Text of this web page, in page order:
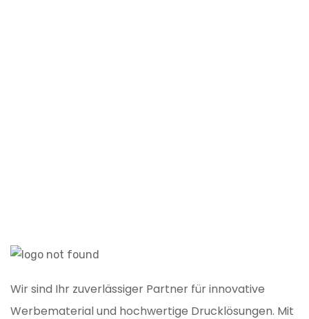
Wir sind Ihr zuverlässiger Partner für innovative
Werbematerial und hochwertige Drucklösungen. Mit